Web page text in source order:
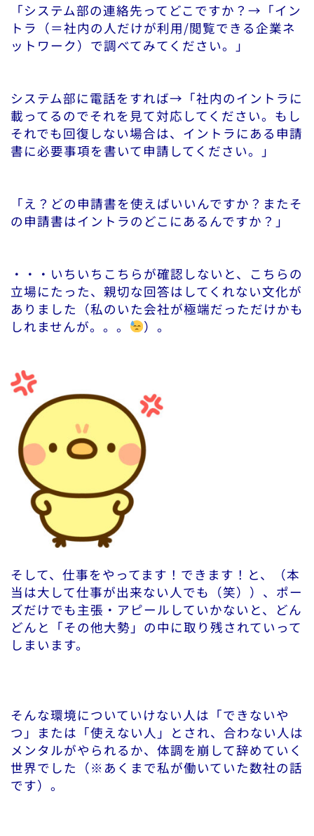
「システム部の連絡先ってどこですか？→「イン
トラ（＝社内の人だけが利用/閲覧できる企業ネ
ットワーク）で調べてみてください。」
システム部に電話をすれば→「社内のイントラに
載ってるのでそれを見て対応してください。もし
それでも回復しない場合は、イントラにある申請
書に必要事項を書いて申請してください。」
「え？どの申請書を使えばいいんですか？またそ
の申請書はイントラのどこにあるんですか？」
・・・いちいちこちらが確認しないと、こちらの
立場にたった、親切な回答はしてくれない文化が
ありました（私のいた会社が極端だっただけかも
しれませんが。。。
）。
そして、仕事をやってます！できます！と、（本
当は大して仕事が出来ない人でも（笑））、ポー
ズだけでも主張・アピールしていかないと、どん
どんと「その他大勢」の中に取り残されていって
しまいます。
そんな環境についていけない人は「できないや
つ」または「使えない人」とされ、合わない人は
メンタルがやられるか、体調を崩して辞めていく
世界でした（※あくまで私が働いていた数社の話
です）。